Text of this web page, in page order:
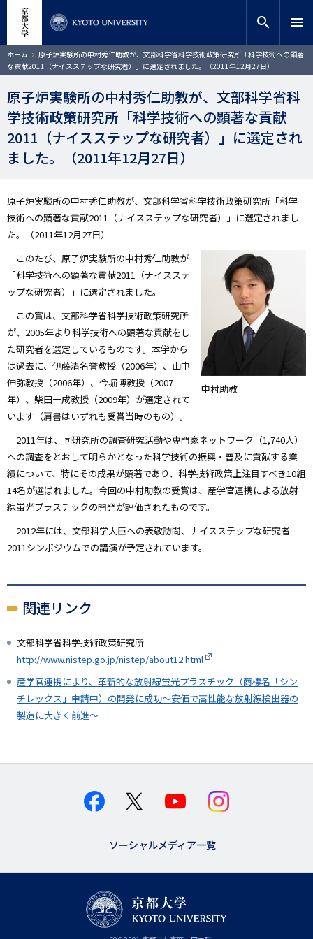
コ
ン
テ
ン
ツ
に
移
動
サイト内検索
検索
search menu
ホーム
原子炉実験所の中村秀仁助教が、文部科学省科学技術政策研究所「科学技術への顕著
な貢献2011（ナイスステップな研究者）」に選定されました。（2011年12月27日）
原子炉実験所の中村秀仁助教が、文部科学省科
学技術政策研究所「科学技術への顕著な貢献
2011（ナイスステップな研究者）」に選定され
ました。（2011年12月27日）
原子炉実験所の中村秀仁助教が、文部科学省科学技術政策研究所「科学
技術への顕著な貢献2011（ナイスステップな研究者）」に選定されまし
た。（2011年12月27日）
中村助教
このたび、原子炉実験所の中村秀仁助教が
「科学技術への顕著な貢献2011（ナイスステ
ップな研究者）」に選定されました。
この賞は、文部科学省科学技術政策研究所
が、2005年より科学技術への顕著な貢献をし
た研究者を選定しているものです。本学から
は過去に、伊藤清名誉教授（2006年）、山中
伸弥教授（2006年）、今堀博教授（2007
年）、柴田一成教授（2009年）が選定されて
います（肩書はいずれも受賞当時のもの）。
2011年は、同研究所の調査研究活動や専門家ネットワーク（1,740人）
への調査をとおして明らかとなった科学技術の振興・普及に貢献する業
績について、特にその成果が顕著であり、科学技術政策上注目すべき10組
14名が選ばれました。今回の中村助教の受賞は、産学官連携による放射
線蛍光プラスチックの開発が評価されたものです。
2012年には、文部科学大臣への表敬訪問、ナイスステップな研究者
2011シンポジウムでの講演が予定されています。
関連リンク
文部科学省科学技術政策研究所
http://www.nistep.go.jp/nistep/about12.html
産学官連携により、革新的な放射線蛍光プラスチック（商標名「シン
チレックス」申請中）の開発に成功～安価で高性能な放射線検出器の
製造に大きく前進～
ソーシャルメディア一覧